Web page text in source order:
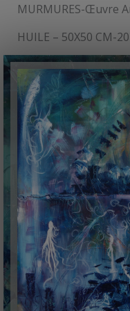
MURMURES-Œuvre
HUILE – 50X50 CM-